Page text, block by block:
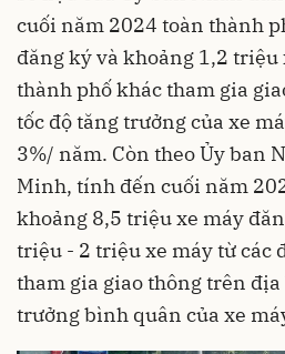
cuối năm 2024 toàn thành
đăng ký và khoảng 1,2 triệu
thành phố khác tham gia
tốc độ tăng trưởng của xe
3%/ năm. Còn theo Ủy ban
Minh, tính đến cuối năm
khoảng 8,5 triệu xe máy
triệu - 2 triệu xe máy từ các
tham gia giao thông trên địa
trưởng bình quân của xe